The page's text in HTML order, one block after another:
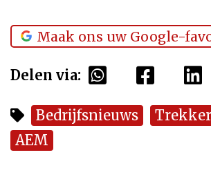
Maak ons uw Google-
Delen via:
Bedrijfsnieuws
AEM